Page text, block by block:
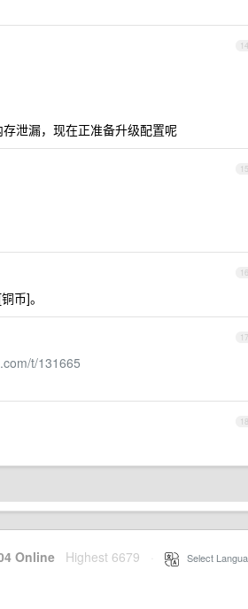
14
泄漏，现在正准备升级配置呢
15
16
币]。
17
t/131665
18
Online Highest 6679 Select